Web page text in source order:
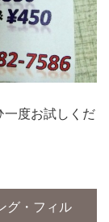
一度お試しくだ
・フィル